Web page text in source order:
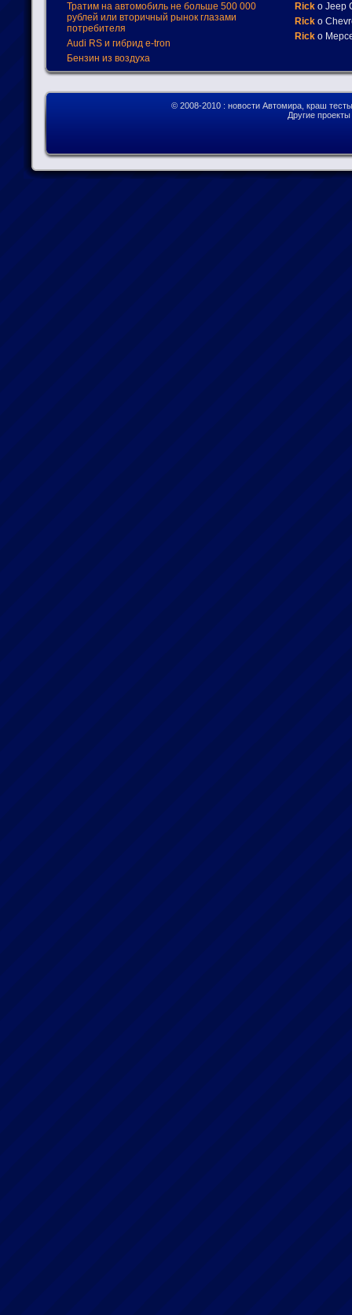
Тратим на автомобиль не больше 500 000
рублей или вторичный рынок глазами
потребителя
Audi RS и гибрид e-tron
Бензин из воздуха
Rick о Jeep
Rick о
Rick о
© 2008-2010 : новости Автомира, краш
Другие проекты